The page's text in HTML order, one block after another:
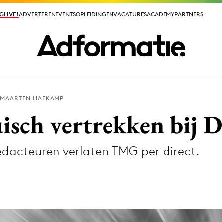
ADVERTERENEVENTSOPLEIDINGENVACATURESACADEMYPARTNERS
ADVERTERENEVENTSOPLEIDINGENVACATURESACADEMYPARTNERS
PR
MAARTEN HAFKAMP
vertrekken bij
verlaten TMG per direct.